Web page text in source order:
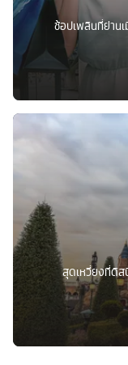
ช้อปเพลินที่ย่าน
สุดเหวี่ยงที่ดิ